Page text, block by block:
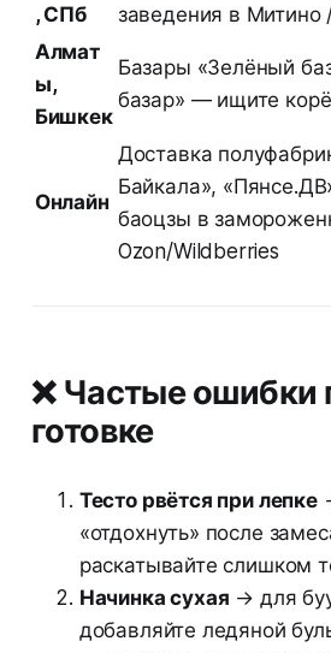
, СПб
заведения в Митино
Алмат
ы,
Бишкек
Базары «Зелёный
базар» — ищите
Онлайн
Доставка
Байкала»,
баоцзы в
Ozon/Wildberries
❌ Частые ошибки
готовке
Тесто рвётся при лепке
«отдохнуть» после
раскатывайте слишком
Начинка сухая → для
добавляйте ледяной